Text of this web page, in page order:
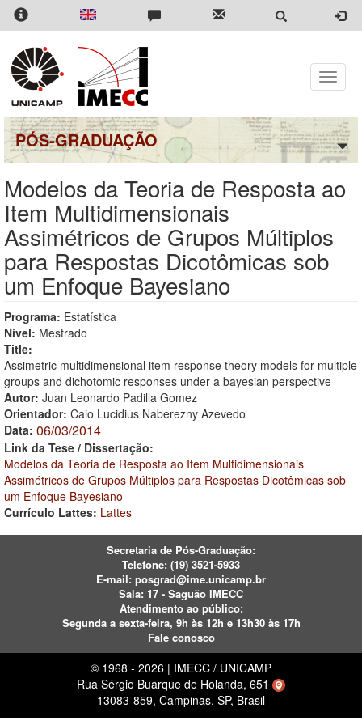
Pular
para
conteúdo
principal
Toggle
PÓS-GRADUAÇÃO
Modelos da Teoria de Resposta ao
Item Multidimensionais
Assimétricos de Grupos Múltiplos
para Respostas Dicotômicas sob
um Enfoque Bayesiano
Programa: Estatística
Nível: Mestrado
Title:
Assimetric multidimensional item response theory models for multiple
groups and dichotomic responses under a bayesian perspective
Autor: Juan Leonardo Padilla Gomez
Orientador: Caio Lucidius Naberezny Azevedo
Data: 06/03/2014
Link da Tese / Dissertação:
Modelos da Teoria de Resposta ao Item Multidimensionais
Assimétricos de Grupos Múltiplos para Respostas Dicotômicas sob
um Enfoque Bayesiano
Currículo Lattes: Lattes
Secretaria de Pós-Graduação:
Telefone: (19) 3521-5933
E-mail: posgrad@ime.unicamp.br
Sala: 17 - Saguão IMECC
Atendimento ao público:
Segunda a sexta-feira, 9h às 12h e 13h30 às 17h
Fale conosco
© 1968 - 2026 | IMECC / UNICAMP
Rua Sérgio Buarque de Holanda, 651
13083-859, Campinas, SP, Brasil